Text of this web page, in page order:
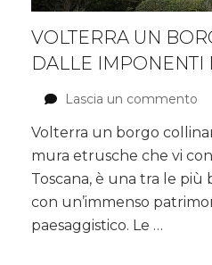
VOLTERRA UN
DALLE IMPONENTI
Lascia un commento
Volterra un borgo
mura etrusche che vi
Toscana, è una tra le più
con un’immenso
paesaggistico. Le …